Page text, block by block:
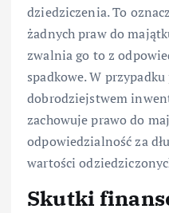
dziedziczenia. To
żadnych praw do
zwalnia go to z
spadkowe. W
dobrodziejstwem
zachowuje prawo do
odpowiedzialność za
wartości
Skutki